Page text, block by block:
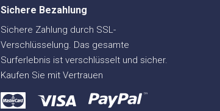
Sichere Bezahlung
Sichere Zahlung durch SSL-
Verschlüsselung. Das gesamte
Surferlebnis ist verschlüsselt und sicher.
Kaufen Sie mit Vertrauen